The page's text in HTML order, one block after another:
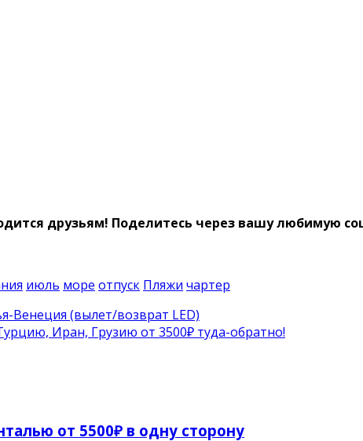
друзьям! Поделитесь через вашу любимую
июль море отпуск Пляжи чартер
Венеция (вылет/возврат LED)
Иран, Грузию от 3500₽ туда-обратно!
от 5500₽ в одну сторону